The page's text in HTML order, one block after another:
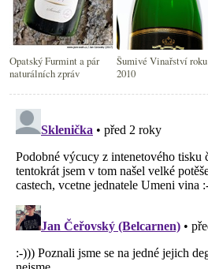
Opatský Furmint a pár
naturálních zpráv
Šumivé Vinařství roku
2010